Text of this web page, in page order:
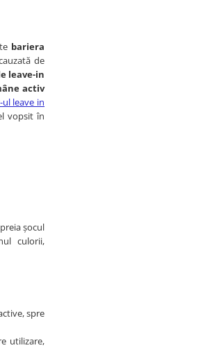
bariera
de
leave-in
activ
ul leave in
vopsit în
șocul
culorii,
spre
utilizare,